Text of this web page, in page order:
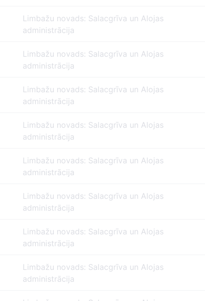
Limbažu novads: Salacgrīva un Alojas
administrācija
Limbažu novads: Salacgrīva un Alojas
administrācija
Limbažu novads: Salacgrīva un Alojas
administrācija
Limbažu novads: Salacgrīva un Alojas
administrācija
Limbažu novads: Salacgrīva un Alojas
administrācija
Limbažu novads: Salacgrīva un Alojas
administrācija
Limbažu novads: Salacgrīva un Alojas
administrācija
Limbažu novads: Salacgrīva un Alojas
administrācija